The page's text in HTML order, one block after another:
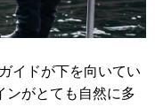
イドが下を向いてい
ンがとても自然に多